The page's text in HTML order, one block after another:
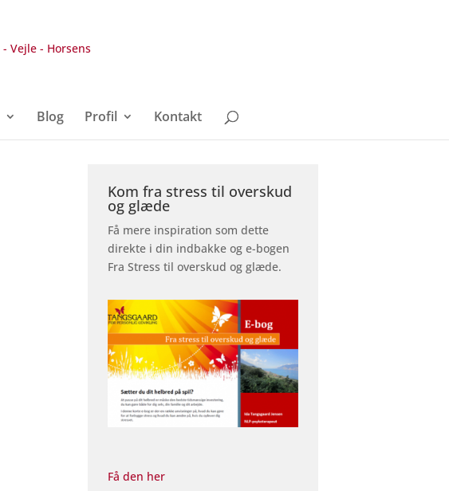
Blog Profil Kontakt
Kom fra stress til overskud
og glæde
Få mere inspiration som dette
direkte i din indbakke og e-bogen
Fra Stress til overskud og glæde.
Få den her